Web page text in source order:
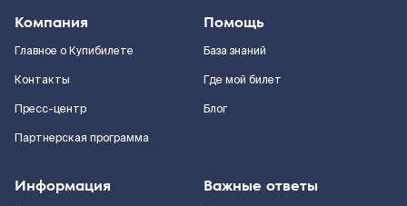
Компания
Главное о Купибилете
Контакты
Пресс-центр
Партнерская программа
Помощь
База знаний
Где мой билет
Блог
Информация Важные ответы